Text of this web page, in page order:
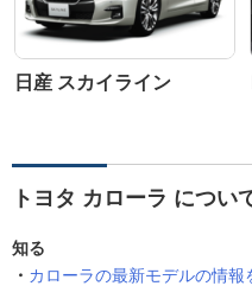
日産 スカイライン
トヨタ カローラ につい
知る
カローラの最新モデルの情報